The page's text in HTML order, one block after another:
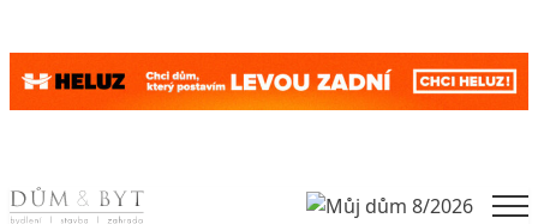
Skip to content